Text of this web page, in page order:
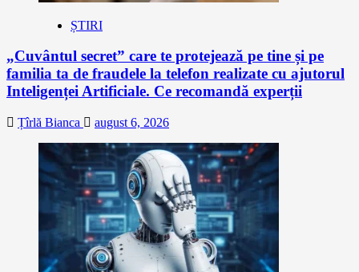
ȘTIRI
„Cuvântul secret” care te protejează pe tine și pe
familia ta de fraudele la telefon realizate cu ajutorul
Inteligenței Artificiale. Ce recomandă experții
Țîrlă Bianca august 6, 2026